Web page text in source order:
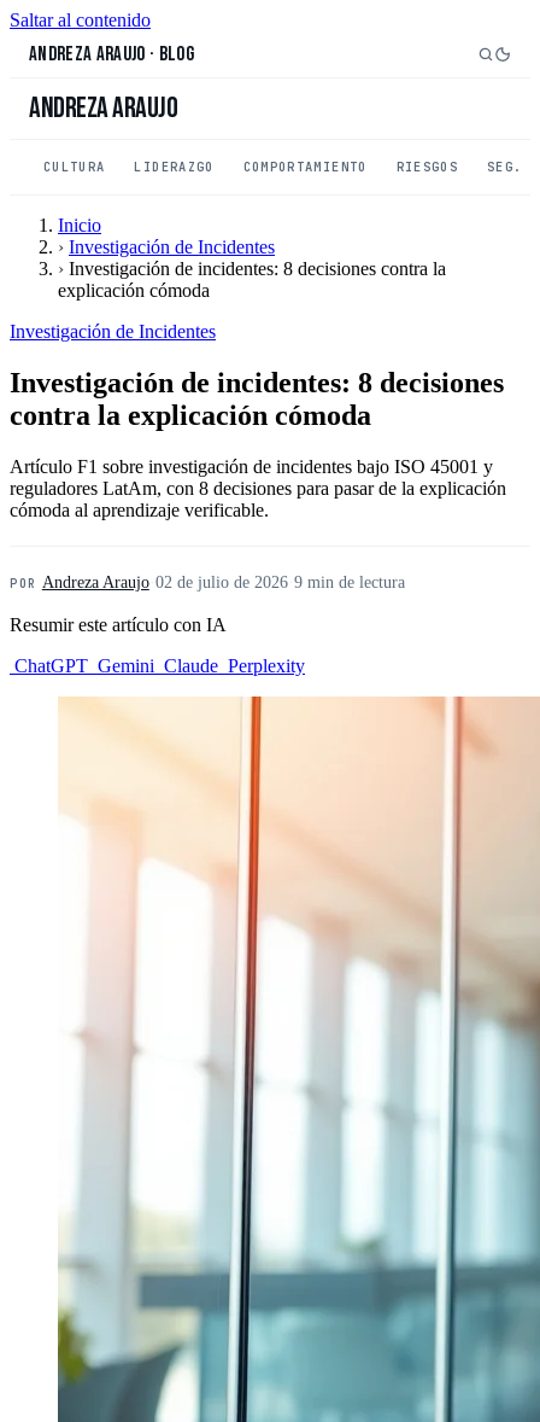
Saltar al contenido
Andreza Araujo · Blog
Andreza Araujo
CULTURA LIDERAZGO COMPORTAMIENTO RIESGOS SEG.
Inicio
› Investigación de Incidentes
› Investigación de incidentes: 8 decisiones contra la
explicación cómoda
Investigación de Incidentes
Investigación de incidentes: 8 decisiones
contra la explicación cómoda
Artículo F1 sobre investigación de incidentes bajo ISO 45001 y
reguladores LatAm, con 8 decisiones para pasar de la explicación
cómoda al aprendizaje verificable.
POR Andreza Araujo· 02 de julio de 2026· 9 min de lectura
Resumir este artículo con IA
ChatGPT Gemini Claude Perplexity